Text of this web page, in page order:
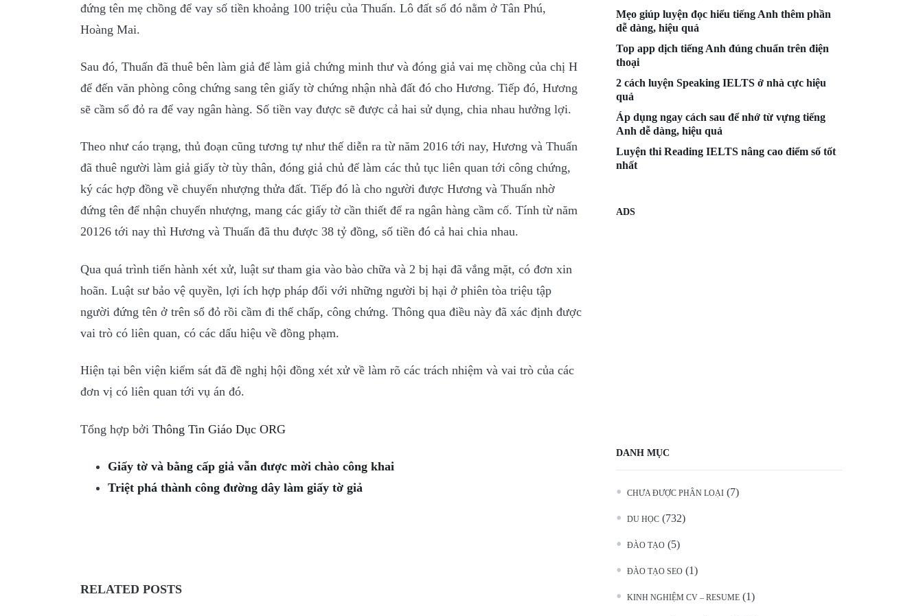
đứng tên mẹ chồng để vay số tiền khoảng 100 triệu của Thuấn. Lô đất sổ đó nằm ở Tân Phú,
Hoàng Mai.
Sau đó, Thuấn đã thuê bên làm giả để làm giả chứng minh thư và đóng giả vai mẹ chồng của chị H
để đến văn phòng công chứng sang tên giấy tờ chứng nhận nhà đất đó cho Hương. Tiếp đó, Hương
sẽ cầm sổ đỏ ra để vay ngân hàng. Số tiền vay được sẽ được cả hai sử dụng, chia nhau hưởng lợi.
Theo như cáo trạng, thủ đoạn cũng tương tự như thế diễn ra từ năm 2016 tới nay, Hương và Thuấn
đã thuê người làm giả giấy tờ tùy thân, đóng giả chủ để làm các thủ tục liên quan tới công chứng,
ký các hợp đồng về chuyển nhượng thửa đất. Tiếp đó là cho người được Hương và Thuấn nhờ
đứng tên để nhận chuyển nhượng, mang các giấy tờ cần thiết để ra ngân hàng cầm cố. Tính từ năm
20126 tới nay thì Hương và Thuấn đã thu được 38 tỷ đồng, số tiền đó cả hai chia nhau.
Qua quá trình tiến hành xét xử, luật sư tham gia vào bào chữa và 2 bị hại đã vắng mặt, có đơn xin
hoãn. Luật sư bảo vệ quyền, lợi ích hợp pháp đối với những người bị hại ở phiên tòa triệu tập
người đứng tên ở trên sổ đỏ rồi cầm đi thế chấp, công chứng. Thông qua điều này đã xác định được
vai trò có liên quan, có các dấu hiệu về đồng phạm.
Hiện tại bên viện kiểm sát đã đề nghị hội đồng xét xử về làm rõ các trách nhiệm và vai trò của các
đơn vị có liên quan tới vụ án đó.
Tổng hợp bởi Thông Tin Giáo Dục ORG
Giấy tờ và bằng cấp giả vẫn được mời chào công khai
Triệt phá thành công đường dây làm giấy tờ giả
RELATED POSTS
Mẹo giúp luyện đọc hiểu tiếng Anh thêm phần
dễ dàng, hiệu quả
Top app dịch tiếng Anh đúng chuẩn trên điện
thoại
2 cách luyện Speaking IELTS ở nhà cực hiệu
quả
Áp dụng ngay cách sau để nhớ từ vựng tiếng
Anh dễ dàng, hiệu quả
Luyện thi Reading IELTS nâng cao điểm số tốt
nhất
ADS
DANH MỤC
CHƯA ĐƯỢC PHÂN LOẠI (7)
DU HỌC (732)
ĐÀO TẠO (5)
ĐÀO TẠO SEO (1)
KINH NGHIỆM CV – RESUME (1)